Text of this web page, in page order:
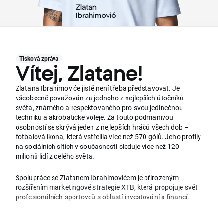
Tisková zpráva
Vítej, Zlatane!
Zlatana Ibrahimoviće jistě není třeba představovat. Je
všeobecně považován za jednoho z nejlepších útočníků
světa, známého a respektovaného pro svou jedinečnou
techniku a akrobatické voleje. Za touto podmanivou
osobností se skrývá jeden z nejlepších hráčů všech dob –
fotbalová ikona, která vstřelila více než 570 gólů. Jeho profily
na sociálních sítích v současnosti sleduje více než 120
milionů lidí z celého světa.
Spolupráce se Zlatanem Ibrahimovićem je přirozeným
rozšířením marketingové strategie XTB, která propojuje svět
profesionálních sportovců s oblastí investování a financí.